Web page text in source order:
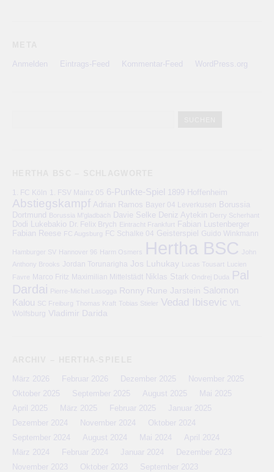
Anmelden Eintrags-Feed Kommentar-Feed WordPress.org
1. FC Köln 1. FSV Mainz 05 6-Punkte-Spiel 1899 Hoffenheim
Abstiegskampf Adrian Ramos Bayer 04 Leverkusen
Borussia
Dortmund
Borussia M'gladbach Davie Selke Deniz Aytekin Derry Scherhant
Dodi Lukebakio Dr. Felix Brych Eintracht Frankfurt Fabian Lustenberger
Fabian Reese FC Augsburg FC Schalke 04 Geisterspiel Guido Winkmann
Hamburger SV Hannover 96 Harm Osmers Hertha BSC
John
Anthony Brooks
Jordan Torunarigha Jos Luhukay Lucas Tousart Lucien
Favre
Marco Fritz Maximilian Mittelstädt Niklas Stark Ondrej Duda Pal
Dardai Pierre-Michel Lasogga Ronny Rune Jarstein Salomon
Kalou SC Freiburg Thomas Kraft Tobias Stieler Vedad Ibisevic
VfL
Wolfsburg
Vladimir Darida
März 2026 Februar 2026 Dezember 2025
November 2025
Oktober 2025
September 2025 August 2025
Mai 2025
April 2025
März 2025 Februar 2025
Januar 2025
Dezember 2024
November 2024
Oktober 2024
September 2024
August 2024 Mai 2024
April 2024
März 2024
Februar 2024 Januar 2024
Dezember 2023
November 2023
Oktober 2023
September 2023